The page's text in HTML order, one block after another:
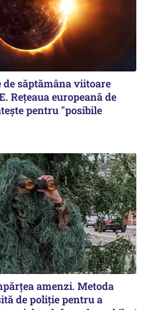
de săptămâna viitoare
Rețeaua europeană de
pentru "posibile
amenzi. Metoda
de poliție pentru a